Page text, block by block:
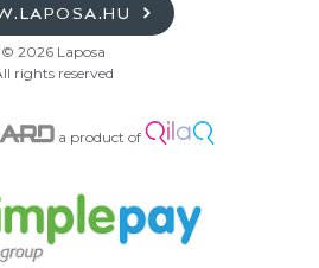
© 2026 Laposa
rights reserved
a product of